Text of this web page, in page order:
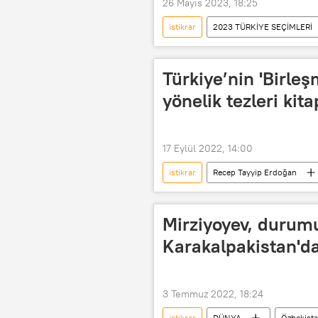
26 Mayıs 2023, 18:25
istikrar 2023 TÜRKİYE SEÇİMLERİ
Türkiye
Türkiye’nin
yönelik tezleri
17 Eylül 2022, 14:00
istikrar Recep Tayyip Erdoğan
BM Güvenlik Konseyi
Mirziyoyev,
3 Temmuz 2022, 18:24